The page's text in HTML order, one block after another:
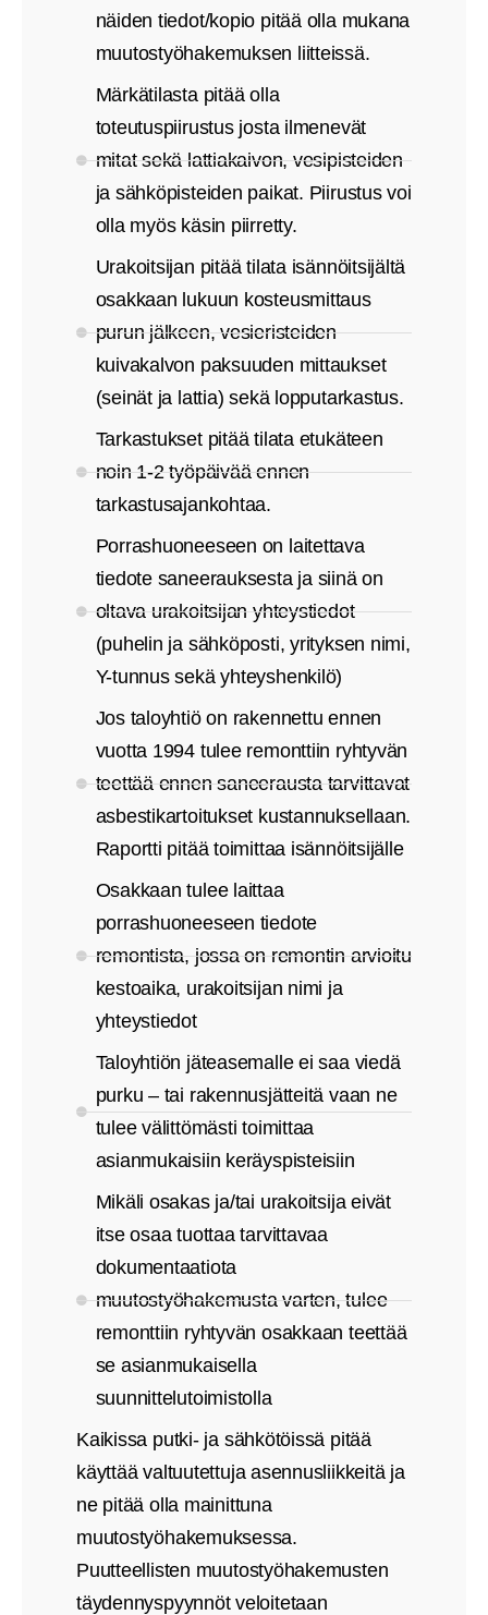
näiden tiedot/kopio pitää olla mukana
muutostyöhakemuksen liitteissä.
Märkätilasta pitää olla
toteutuspiirustus josta ilmenevät
mitat sekä lattiakaivon, vesipisteiden
ja sähköpisteiden paikat. Piirustus voi
olla myös käsin piirretty.
Urakoitsijan pitää tilata isännöitsijältä
osakkaan lukuun kosteusmittaus
purun jälkeen, vesieristeiden
kuivakalvon paksuuden mittaukset
(seinät ja lattia) sekä lopputarkastus.
Tarkastukset pitää tilata etukäteen
noin 1-2 työpäivää ennen
tarkastusajankohtaa.
Porrashuoneeseen on laitettava
tiedote saneerauksesta ja siinä on
oltava urakoitsijan yhteystiedot
(puhelin ja sähköposti, yrityksen nimi,
Y-tunnus sekä yhteyshenkilö)
Jos taloyhtiö on rakennettu ennen
vuotta 1994 tulee remonttiin ryhtyvän
teettää ennen saneerausta tarvittavat
asbestikartoitukset kustannuksellaan.
Raportti pitää toimittaa isännöitsijälle
Osakkaan tulee laittaa
porrashuoneeseen tiedote
remontista, jossa on remontin arvioitu
kestoaika, urakoitsijan nimi ja
yhteystiedot
Taloyhtiön jäteasemalle ei saa viedä
purku – tai rakennusjätteitä vaan ne
tulee välittömästi toimittaa
asianmukaisiin keräyspisteisiin
Mikäli osakas ja/tai urakoitsija eivät
itse osaa tuottaa tarvittavaa
dokumentaatiota
muutostyöhakemusta varten, tulee
remonttiin ryhtyvän osakkaan teettää
se asianmukaisella
suunnittelutoimistolla
Kaikissa putki- ja sähkötöissä pitää
käyttää valtuutettuja asennusliikkeitä ja
ne pitää olla mainittuna
muutostyöhakemuksessa.
Puutteellisten muutostyöhakemusten
täydennyspyynnöt veloitetaan